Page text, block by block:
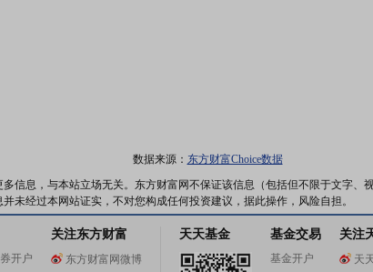
数据来源： 东方财富Choice数据
信息，与本站立场无关。东方财富网不保证该信息（包括但不限于文字
未经过本网站证实，不对您构成任何投资建议，据此操作，风险自担。
开户
关注东方财富
东方财富网微博
天天基金 基金交易
基金开户
关注
天